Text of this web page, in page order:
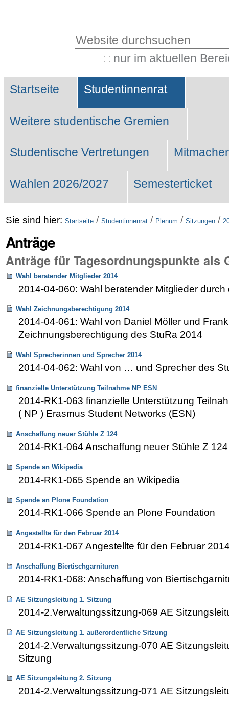
Website durchsuchen
nur im aktuellen
Suche…
Sektionen
Startseite Studentinnenrat
Weitere studentische Gremien
Studentische Vertretungen
Wahlen 2026/2027 Semesterticket
Sie sind hier: Startseite / Studentinnenrat / Plenum / Sitzungen /
Anträge
Anträge für Tagesordnungspunkte als
Wahl beratender Mitglieder 2014
2014-04-060: Wahl beratender Mitglieder
Wahl Zeichnungsberechtigung 2014
2014-04-061: Wahl von Daniel Möller und
Zeichnungsberechtigung des StuRa 2014
Wahl Sprecherinnen und Sprecher 2014
2014-04-062: Wahl von … und Sprecher des
finanzielle Unterstützung Teilnahme NP ESN
2014-RK1-063 finanzielle Unterstützung
( NP ) Erasmus Student Networks (ESN)
Anschaffung neuer Stühle Z 124
2014-RK1-064 Anschaffung neuer Stühle Z 124
Spende an Wikipedia
2014-RK1-065 Spende an Wikipedia
Spende an Plone Foundation
2014-RK1-066 Spende an Plone Foundation
Angestellte für den Februar 2014
2014-RK1-067 Angestellte für den Februar
Anschaffung Biertischgarnituren
2014-RK1-068: Anschaffung von
AE Sitzungsleitung 1. Sitzung
2014-2.Verwaltungssitzung-069 AE
AE Sitzungsleitung 1. außerordentliche Sitzung
2014-2.Verwaltungssitzung-070 AE
Sitzung
AE Sitzungsleitung 2. Sitzung
2014-2.Verwaltungssitzung-071 AE